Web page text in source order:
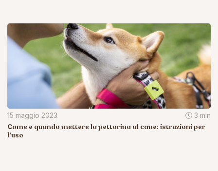
15 maggio 2023 3 min
Come e quando mettere la pettorina al cane: istruzioni per
l'uso